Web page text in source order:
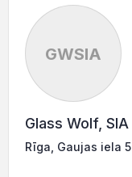
GWSIA
Glass Wolf, SIA
Rīga, Gaujas iela 5